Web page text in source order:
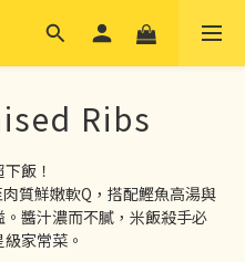
Ribs
飯！
質鮮嫩軟Q，搭配鰹魚高湯與
醬汁濃而不膩，米飯殺手必
家常菜。